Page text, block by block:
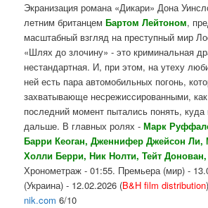
Экранизация романа «Дикари» Дона
летним британцемБартом Лейтоном,
масштабный взгляд на преступный мир
«Шлях до злочину» - это криминальная
нестандартная. И, при этом, на утеху
ней есть пара автомобильных погонь,
захватывающе несрежиссированными,
последний момент пытались понять, куда
дальше. В главных ролях -Марк
Барри Кеоган, Дженнифер Джейсон Ли,
Холли Берри, Ник Нолти, Тейт
Хронометраж - 01:55. Премьера (мир) -
(Украина) - 12.02.2026 (B&H film distribution
nik.com 6/10